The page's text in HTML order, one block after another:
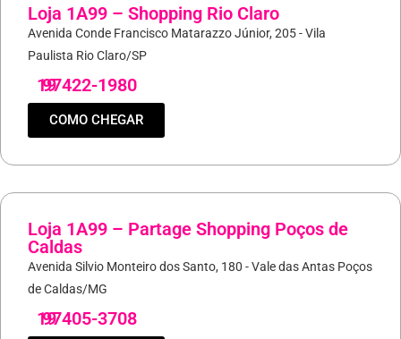
Loja 1A99 – Shopping Rio Claro
Avenida Conde Francisco Matarazzo Júnior, 205 - Vila
Paulista Rio Claro/SP
19
97422-1980
COMO CHEGAR
Loja 1A99 – Partage Shopping Poços de
Caldas
Avenida Silvio Monteiro dos Santo, 180 - Vale das Antas Poços
de Caldas/MG
19
97405-3708